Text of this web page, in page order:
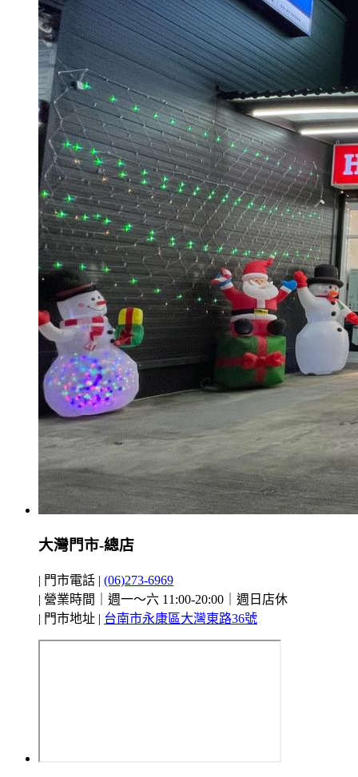
大灣門市-總店
| 門市電話 | (06)273-6969
| 營業時間｜週一～六 11:00-20:00｜週日店休
| 門市地址 | 台南市永康區大灣東路36號